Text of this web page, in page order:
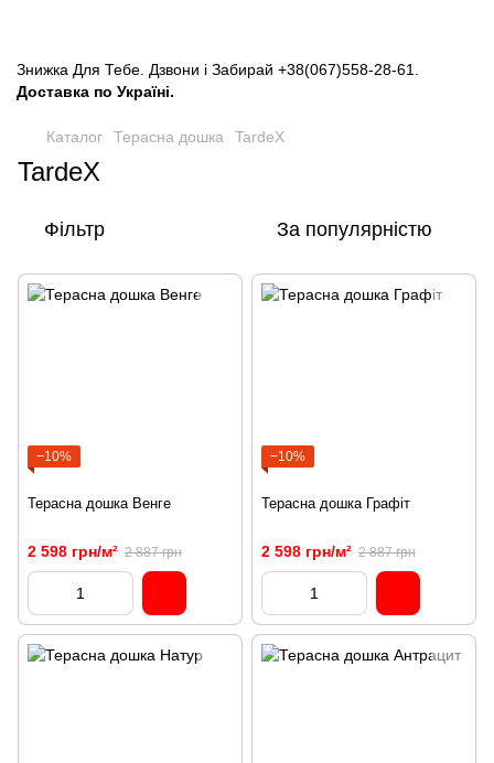
Знижка Для Тебе. Дзвони і Забирай +38(067)558-28-61
Доставка по Україні.
Каталог Терасна дошка TardeX
TardeX
Фільтр За популярністю
−10%
Терасна дошка Венге
2 598 грн/м² 2 887 грн
−10%
Терасна дошка Графіт
2 598 грн/м² 2 887 грн